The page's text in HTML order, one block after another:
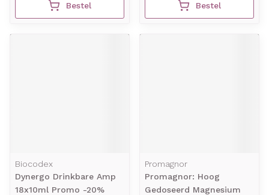
Bestel Bestel
Biocodex
Dynergo Drinkbare Amp
18x10ml Promo -20%
Promagnor
Promagnor: Hoog
Gedoseerd Magnesium